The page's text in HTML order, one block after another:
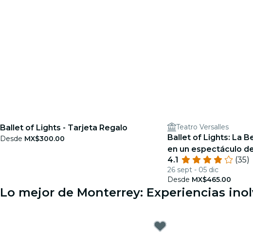
Ballet of Lights - Tarjeta Regalo
Desde MX$300.00
Teatro Versalles
Ballet of Lights: La
en un espectáculo
4.1
(35)
26 sept - 05 dic
Desde MX$465.00
Lo mejor de Monterrey: Experiencias